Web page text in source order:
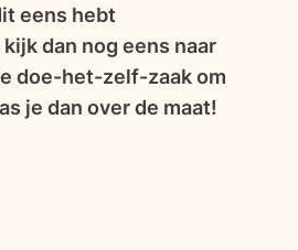
eens hebt
dan nog eens naar
doe-het-zelf-zaak om
je dan over de maat!